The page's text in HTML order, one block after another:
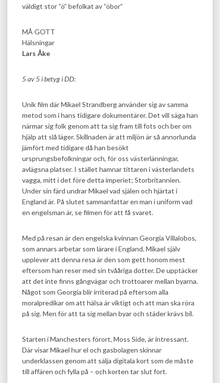
väldigt stor “ö” befolkat av “öbor”
MÅ GOTT
Hälsningar
Lars Åke
5 av 5 i betyg i DD:
Unik film där Mikael Strandberg använder sig av samma
metod som i hans tidigare dokumentärer. Det vill säga han
närmar sig folk genom att ta sig fram till fots och ber om
hjälp att slå läger. Skillnaden är att miljön är så annorlunda
jämfört med tidigare då han besökt
ursprungsbefolkningar och, för oss västerlänningar,
avlägsna platser. I stället hamnar tittaren i västerlandets
vagga, mitt i det före detta imperiet; Storbritannien.
Under sin färd undrar Mikael vad själen och hjärtat i
England är. På slutet sammanfattar en man i uniform vad
en engelsman är, se filmen för att få svaret.
Med på resan är den engelska kvinnan Georgia Villalobos,
som annars arbetar som lärare i England. Mikael själv
upplever att denna resa är den som gett honom mest
eftersom han reser med sin tvååriga dotter. De upptäcker
att det inte finns gångvägar och trottoarer mellan byarna.
Något som Georgia blir irriterad på eftersom alla
moralpredikar om att hälsa är viktigt och att man ska röra
på sig. Men för att ta sig mellan byar och städer krävs bil.
Starten i Manchesters förort, Moss Side, är intressant.
Där visar Mikael hur el och gasbolagen skinnar
underklassen genom att sälja digitala kort som de måste
till affären och fylla på – och korten tar slut fort.